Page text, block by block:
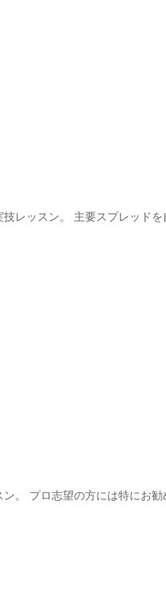
レッスン。 主要スプレッド
。 プロ志望の方には特にお勧